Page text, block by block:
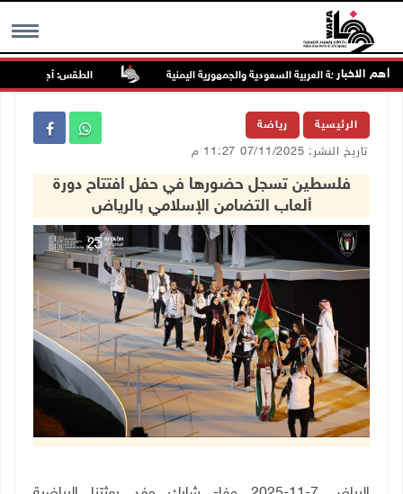
MENU أهم الاخبار
المملكة العربية السعودية والجمهورية اليمنية الطقس: أجواء صافية
الرئيسية رياضة
تاريخ النشر: 07/11/2025 11:27 م
فلسطين تسجل حضورها في حفل افتتاح دورة
ألعاب التضامن الإسلامي بالرياض